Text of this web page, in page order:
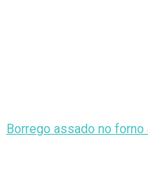
Borrego assado no forno